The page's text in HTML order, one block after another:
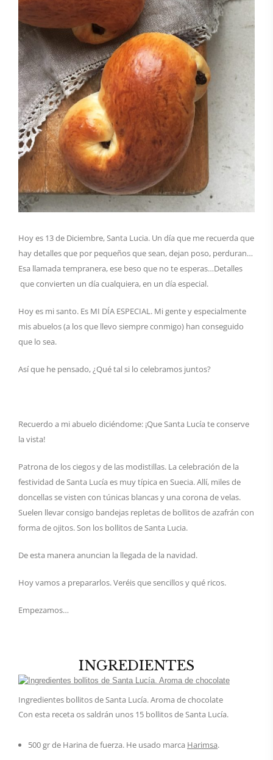
Hoy es 13 de Diciembre, Santa Lucia. Un día que me recuerda que
hay detalles que por pequeños que sean, dejan poso, perduran…
Esa llamada tempranera, ese beso que no te esperas…Detalles
que convierten un día cualquiera, en un día especial.
Hoy es mi santo. Es MI DÍA ESPECIAL. Mi gente y especialmente
mis abuelos (a los que llevo siempre conmigo) han conseguido
que lo sea.
Así que he pensado, ¿Qué tal si lo celebramos juntos?
Recuerdo a mi abuelo diciéndome: ¡Que Santa Lucía te conserve
la vista!
Patrona de los ciegos y de las modistillas. La celebración de la
festividad de Santa Lucía es muy típica en Suecia. Allí, miles de
doncellas se visten con túnicas blancas y una corona de velas.
Suelen llevar consigo bandejas repletas de bollitos de azafrán con
forma de ojitos. Son los bollitos de Santa Lucia.
De esta manera anuncian la llegada de la navidad.
Hoy vamos a prepararlos. Veréis que sencillos y qué ricos.
Empezamos…
INGREDIENTES
Ingredientes bollitos de Santa Lucía. Aroma de chocolate
Con esta receta os saldrán unos 15 bollitos de Santa Lucía.
500 gr de Harina de fuerza. He usado marca Harimsa.